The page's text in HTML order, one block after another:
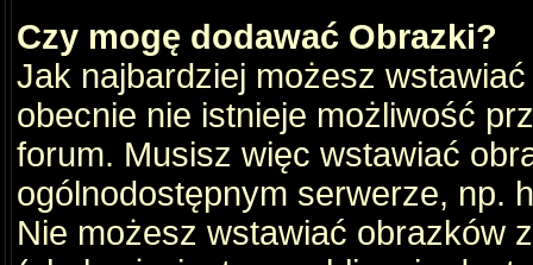
Czy mogę dodawać Obrazki?
Jak najbardziej możesz
obecnie nie istnieje możliwość
forum. Musisz więc wstawiać
ogólnodostępnym serwerze, np.
Nie możesz wstawiać obrazków